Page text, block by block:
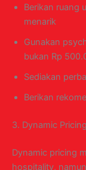
Berikan ruang
menarik
Gunakan
bukan Rp
Sediakan
Berikan
3. Dynamic
Dynamic pricing
hospitality,